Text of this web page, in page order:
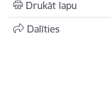
Drukāt lapu
Dalīties